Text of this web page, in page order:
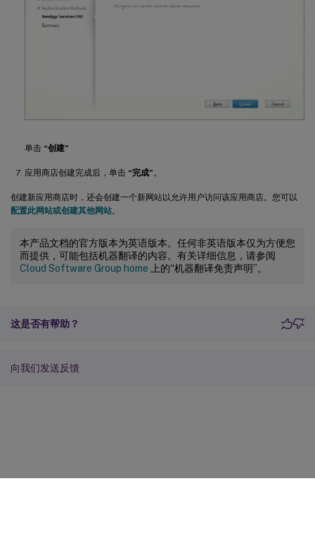
单击 “创建”
应用商店创建完成后，单击 “完成”。
创建新应用商店时，还会创建一个新网站以允许用户访问该应用商店。您可以
配置此网站或创建其他网站。
本产品文档的官方版本为英语版本。任何非英语版本仅为方便您
而提供，可能包括机器翻译的内容。有关详细信息，请参阅
Cloud Software Group home 上的“机器翻译免责声明”。
这是否有帮助？
向我们发送反馈